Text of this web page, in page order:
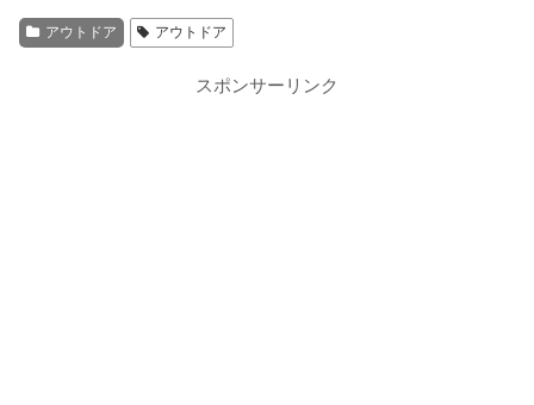
アウトドア アウトドア
スポンサーリンク